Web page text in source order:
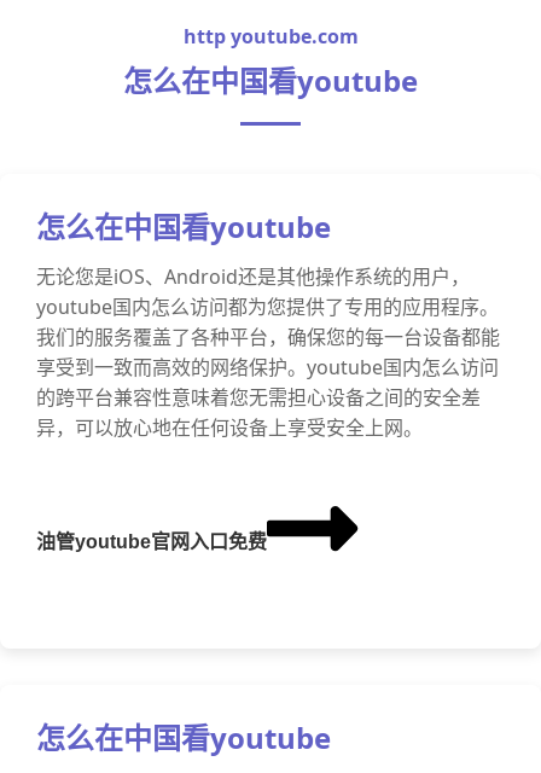
http youtube.com
怎么在中国看youtube
怎么在中国看youtube
无论您是iOS、Android还是其他操作系统的用户，
youtube国内怎么访问都为您提供了专用的应用程序。
我们的服务覆盖了各种平台，确保您的每一台设备都能
享受到一致而高效的网络保护。youtube国内怎么访问
的跨平台兼容性意味着您无需担心设备之间的安全差
异，可以放心地在任何设备上享受安全上网。
油管youtube官网入口免费
怎么在中国看youtube